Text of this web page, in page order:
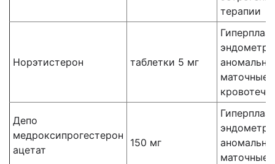
терапии
Норэтистерон таблетки 5 мг
маточные
Депо
медроксипрогестерон
ацетат
150 мг
маточные